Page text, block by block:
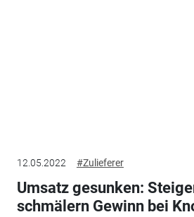
12.05.2022 #Zulieferer
Umsatz gesunken:
schmälern Gewinn bei